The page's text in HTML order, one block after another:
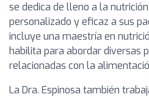
se dedica de lleno a la
personalizado y eficaz a sus
incluye una maestría en
habilita para abordar diversas
relacionadas con la
La Dra. Espinosa también